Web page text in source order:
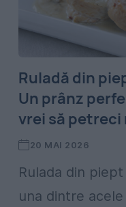
Ruladă din
Un prânz
vrei să
20 MAI 2026
Rulada din
una dintre